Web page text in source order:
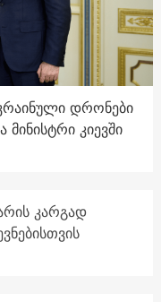
დრონები
კიევში
კარგად